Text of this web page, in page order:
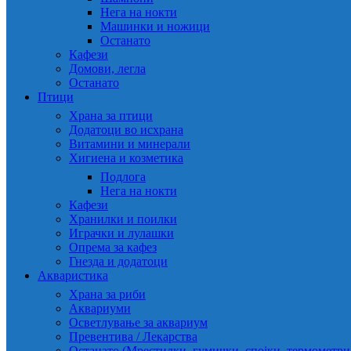
Нега на нокти
Машинки и ножици
Останато
Кафези
Домови, легла
Останато
Птици
Храна за птици
Додатоци во исхрана
Витамини и минерали
Хигиена и козметика
Подлога
Нега на нокти
Кафези
Хранилки и поилки
Играчки и лулашки
Опрема за кафез
Гнезда и додатоци
Акваристика
Храна за риби
Аквариуми
Осветлување за аквариум
Превентива / Лекарства